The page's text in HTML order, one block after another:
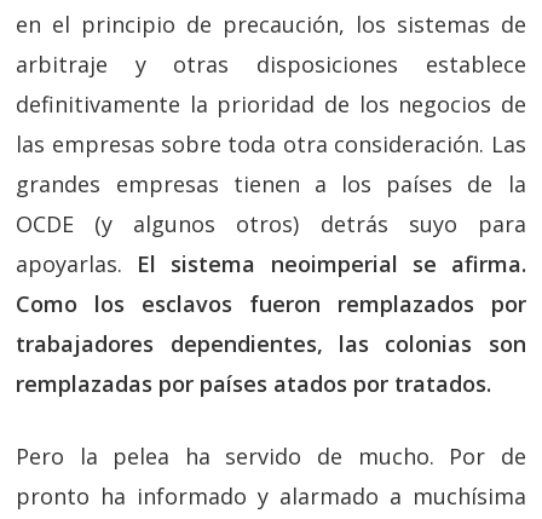
en el principio de precaución, los sistemas de
arbitraje y otras disposiciones establece
definitivamente la prioridad de los negocios de
las empresas sobre toda otra consideración. Las
grandes empresas tienen a los países de la
OCDE (y algunos otros) detrás suyo para
apoyarlas. El sistema neoimperial se afirma.
Como los esclavos fueron remplazados por
trabajadores dependientes, las colonias son
remplazadas por países atados por tratados.
Pero la pelea ha servido de mucho. Por de
pronto ha informado y alarmado a muchísima